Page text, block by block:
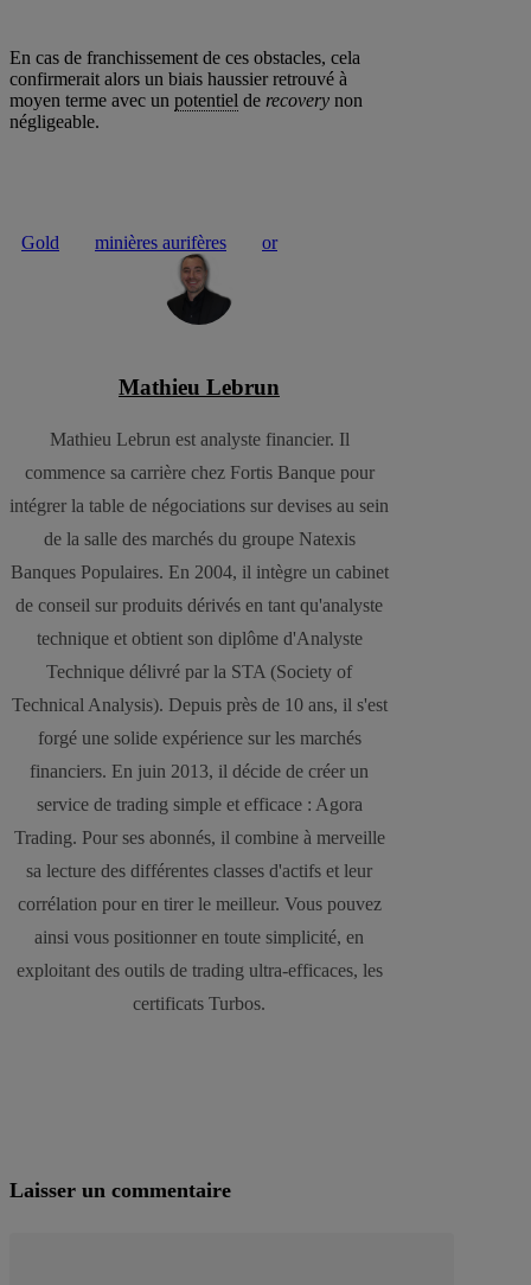
En cas de franchissement de ces obstacles, cela
confirmerait alors un biais haussier retrouvé à
moyen terme avec un potentiel de recovery non
négligeable.
Gold minières aurifères or
Mathieu Lebrun
Mathieu Lebrun est analyste financier. Il
commence sa carrière chez Fortis Banque pour
intégrer la table de négociations sur devises au sein
de la salle des marchés du groupe Natexis
Banques Populaires. En 2004, il intègre un cabinet
de conseil sur produits dérivés en tant qu'analyste
technique et obtient son diplôme d'Analyste
Technique délivré par la STA (Society of
Technical Analysis). Depuis près de 10 ans, il s'est
forgé une solide expérience sur les marchés
financiers. En juin 2013, il décide de créer un
service de trading simple et efficace : Agora
Trading. Pour ses abonnés, il combine à merveille
sa lecture des différentes classes d'actifs et leur
corrélation pour en tirer le meilleur. Vous pouvez
ainsi vous positionner en toute simplicité, en
exploitant des outils de trading ultra-efficaces, les
certificats Turbos.
Laisser un commentaire